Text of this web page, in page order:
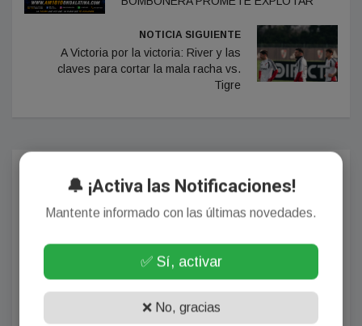
NOTICIA SIGUIENTE
A Victoria por la victoria: River y las
claves para cortar la mala racha vs.
Tigre
Comentarios
¡Sin comentarios aún!
Se el primero en comentar este artículo.
🔔 ¡Activa las Notificaciones!
Mantente informado con las últimas novedades.
✅ Sí, activar
❌ No, gracias